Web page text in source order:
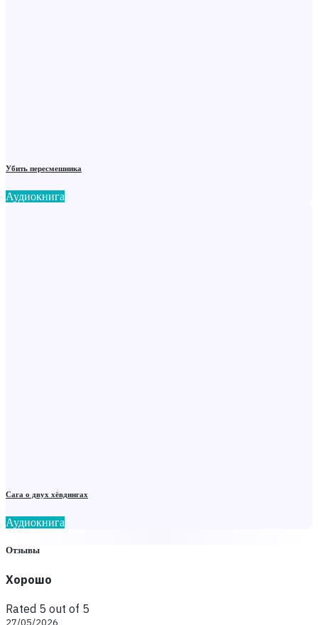
Убить пересмешника
Аудиокнига
Сага о двух хёвдингах
Аудиокнига
Отзывы
Хорошо
Rated 5 out of 5
27/05/2026